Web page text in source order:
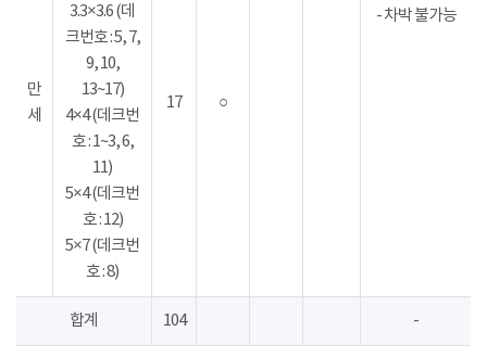
- 차박 불가능
만
세
3.3×3.6 (데
크번호 : 5, 7,
9, 10,
13~17)
4×4 (데크번
호 : 1~3, 6,
11)
5×4 (데크번
호 : 12)
5×7 (데크번
호 : 8)
17 ○
합계 104 -